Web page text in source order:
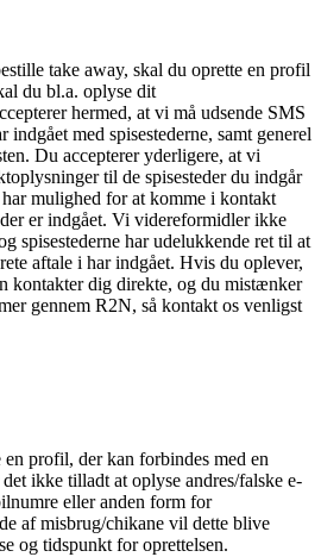
take away, skal du oprette en profil
du bl.a. oplyse dit
hermed, at vi må udsende SMS
med spisestederne, samt generel
Du accepterer yderligere, at vi
til de spisesteder du indgår
har mulighed for at komme i kontakt
er indgået. Vi videreformidler ikke
spisestederne har udelukkende ret til at
aftale i har indgået. Hvis du oplever,
kontakter dig direkte, og du mistænker
gennem R2N, så kontakt os venligst
profil, der kan forbindes med en
ikke tilladt at oplyse andres/falske e-
eller anden form for
af misbrug/chikane vil dette blive
og tidspunkt for oprettelsen.